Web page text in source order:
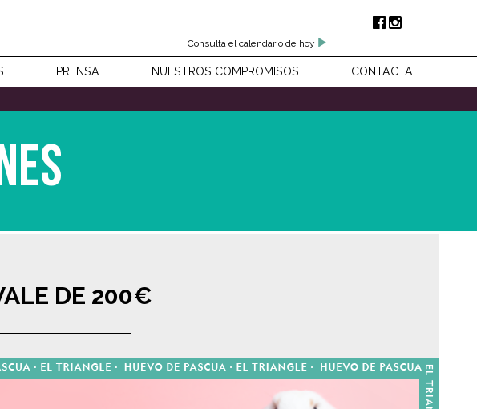
Consulta el calendario de hoy
PRENSA NUESTROS COMPROMISOS CONTACTA
DE 200€